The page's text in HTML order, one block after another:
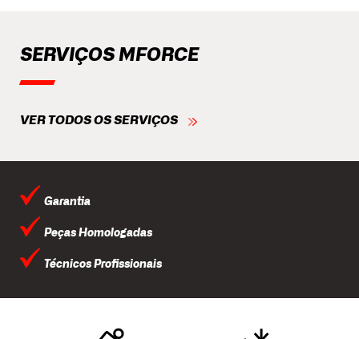
SERVIÇOS MFORCE
VER TODOS OS SERVIÇOS
Garantia
Peças Homologadas
Técnicos Profissionais